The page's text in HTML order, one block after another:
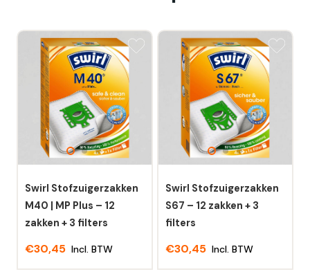
Swirl Stofzuigerzakken
M40 | MP Plus – 12
zakken + 3 filters
€30,45 Incl. BTW
Swirl Stofzuigerzakken
S67 – 12 zakken + 3
filters
€30,45 Incl. BTW